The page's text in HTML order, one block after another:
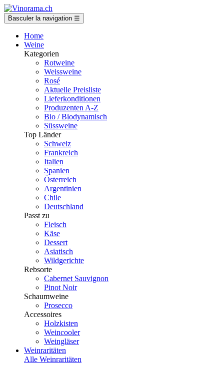
Basculer la navigation ☰
Home
Weine
Kategorien
Rotweine
Weissweine
Rosé
Aktuelle Preisliste
Lieferkonditionen
Produzenten A-Z
Bio / Biodynamisch
Süssweine
Top Länder
Schweiz
Frankreich
Italien
Spanien
Österreich
Argentinien
Chile
Deutschland
Passt zu
Fleisch
Käse
Dessert
Asiatisch
Wildgerichte
Rebsorte
Cabernet Sauvignon
Pinot Noir
Schaumweine
Prosecco
Accessoires
Holzkisten
Weincooler
Weingläser
Weinraritäten
Alle Weinraritäten